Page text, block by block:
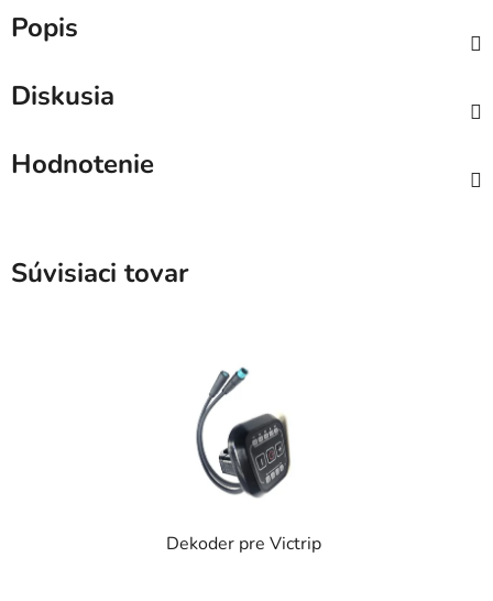
Popis
Diskusia
Hodnotenie
Súvisiaci tovar
Dekoder pre Victrip